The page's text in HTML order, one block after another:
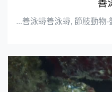
...善泳蟳善泳蟳, 節肢動物